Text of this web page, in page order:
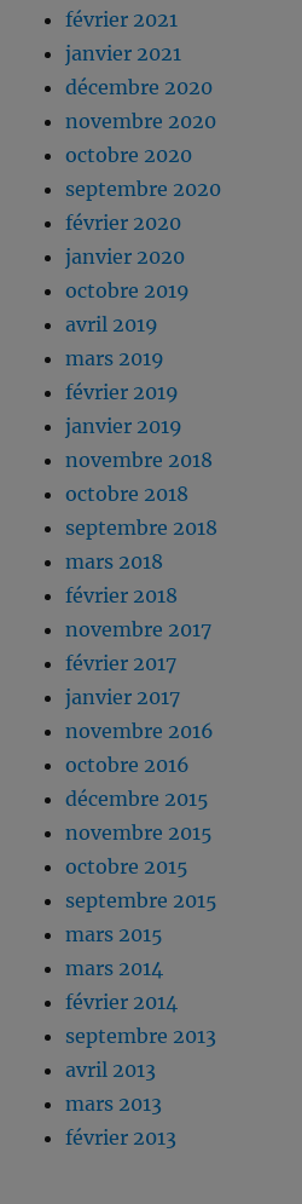
février 2021
janvier 2021
décembre 2020
novembre 2020
octobre 2020
septembre 2020
février 2020
janvier 2020
octobre 2019
avril 2019
mars 2019
février 2019
janvier 2019
novembre 2018
octobre 2018
septembre 2018
mars 2018
février 2018
novembre 2017
février 2017
janvier 2017
novembre 2016
octobre 2016
décembre 2015
novembre 2015
octobre 2015
septembre 2015
mars 2015
mars 2014
février 2014
septembre 2013
avril 2013
mars 2013
février 2013